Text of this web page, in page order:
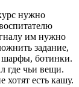
нужно
им нужно
задание,
ботинки.
где чьи вещи.
есть кашу.